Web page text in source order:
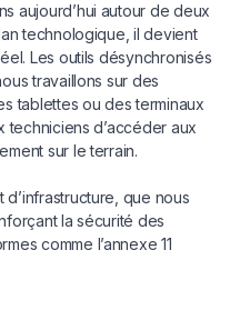
aujourd’hui autour de deux
technologique, il devient
Les outils désynchronisés
travaillons sur des
tablettes ou des terminaux
d’accéder aux
sur le terrain.
que nous
la sécurité des
comme l’annexe 11